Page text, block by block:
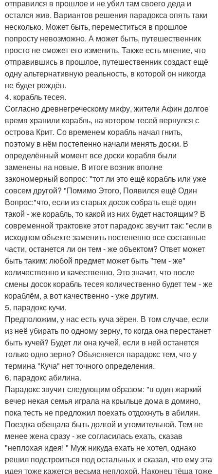
отправился в прошлое и не убил там своего деда и
остался жив. Вариантов решения парадокса опять таки
несколько. Может быть, переместиться в прошлое
попросту невозможно. А может быть, путешественник
просто не сможет его изменить. Также есть мнение, что
отправившись в прошлое, путешественник создаст ещё
одну альтернативную реальность, в которой он никогда
не будет рождён.
4. корабль тесея.
Согласно древнегреческому мифу, жители Афин долгое
время хранили корабль, на котором тесей вернулся с
острова Крит. Со временем корабль начал гнить,
поэтому в нём постепенно начали менять доски. В
определённый момент все доски корабля были
заменены на новые. В итоге возник вполне
закономерный вопрос: "тот ли это ещё корабль или уже
совсем другой? "Помимо Этого, Появился ещё Один
Вопрос:"что, если из старых досок собрать ещё один
такой - же корабль, то какой из них будет настоящим? В
современной трактовке этот парадокс звучит так: "если в
исходном объекте заменить постепенно все составные
части, останется ли он тем - же объектом? Ответ может
быть таким: любой предмет может быть "тем - же"
количественно и качественно. Это значит, что после
смены досок корабль тесея количественно будет тем - же
кораблём, а вот качественно - уже другим.
5. парадокс кучи.
Предположим, у нас есть куча зёрен. В том случае, если
из неё убирать по одному зерну, то когда она перестанет
быть кучей? Будет ли она кучей, если в ней останется
только одно зерно? Объясняется парадокс тем, что у
термина "Куча" нет точного определения.
6. парадокс абилина.
Парадокс звучит следующим образом: "в один жаркий
вечер некая семья играла на крыльце дома в домино,
пока тесть не предложил поехать отдохнуть в абилин.
Поездка обещала быть долгой и утомительной. Тем не
менее жена сразу - же согласилась ехать, сказав
"неплохая идея! " Муж никуда ехать не хотел, однако
решил подстроиться под остальных и сказал, что ему эта
идея тоже кажется весьма неплохой. Наконец тёща тоже